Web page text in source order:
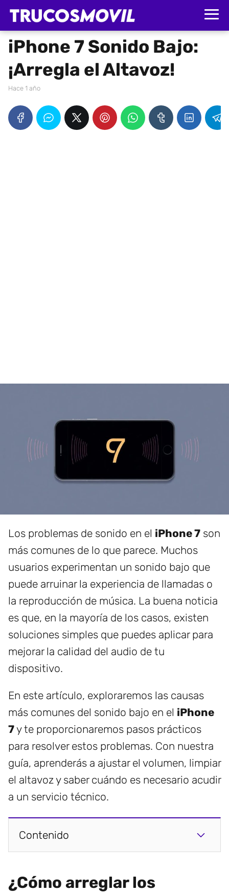
iPhone 7 Sonido Bajo:
¡Arregla el Altavoz!
hace 1 año
Los problemas de sonido en el iPhone 7 son
más comunes de lo que parece. Muchos
usuarios experimentan un sonido bajo que
puede arruinar la experiencia de llamadas o
la reproducción de música. La buena noticia
es que, en la mayoría de los casos, existen
soluciones simples que puedes aplicar para
mejorar la calidad del audio de tu
dispositivo.
En este artículo, exploraremos las causas
más comunes del sonido bajo en el iPhone
7y te proporcionaremos pasos prácticos
para resolver estos problemas. Con nuestra
guía, aprenderás a ajustar el volumen, limpiar
el altavoz y saber cuándo es necesario acudir
a un servicio técnico.
Contenido
¿Cómo arreglar los